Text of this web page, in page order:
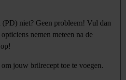
niet? Geen probleem! Vul dan
opticiens nemen meteen na de
om jouw brilrecept toe te voegen.